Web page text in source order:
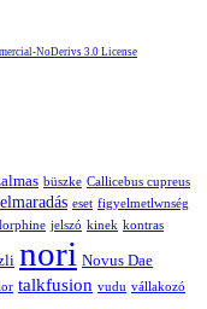
NoDerivs 3.0 License
büszke Callicebus cupreus
elmaradás eset figyelmetlwnség
jelszó kinek kontras
nori Novus Dae
talkfusion vudu vállakozó